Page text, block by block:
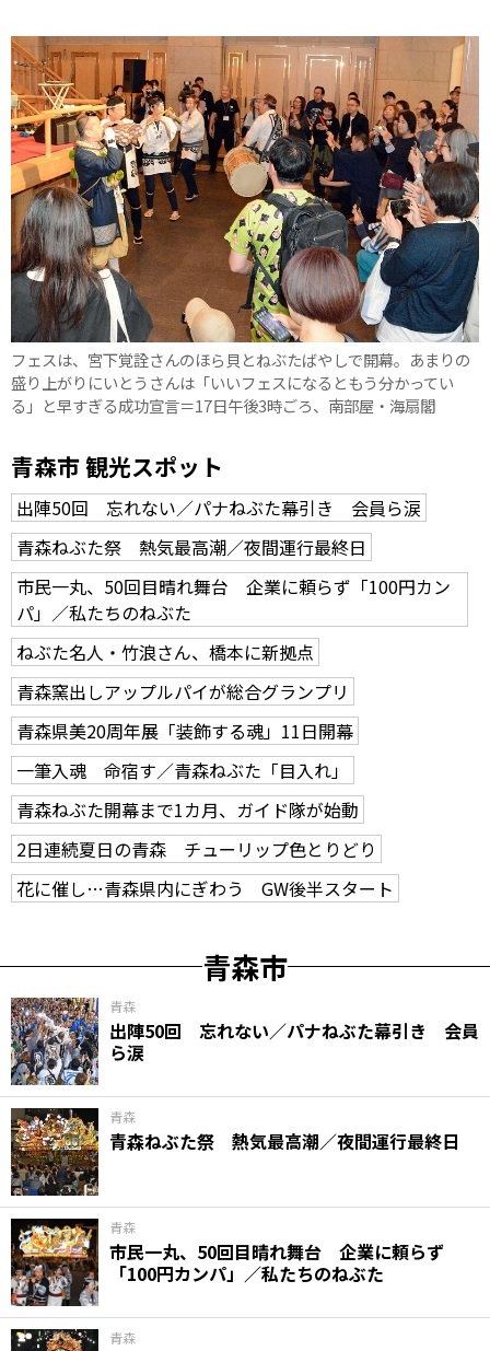
フェスは、宮下覚詮さんのほら貝とねぶたばやしで開幕。あまりの
盛り上がりにいとうさんは「いいフェスになるともう分かってい
る」と早すぎる成功宣言＝17日午後3時ごろ、南部屋・海扇閣
青森市 観光スポット
出陣50回 忘れない／パナねぶた幕引き 会員ら涙
青森ねぶた祭 熱気最高潮／夜間運行最終日
市民一丸、50回目晴れ舞台 企業に頼らず「100円カン
パ」／私たちのねぶた
ねぶた名人・竹浪さん、橋本に新拠点
青森窯出しアップルパイが総合グランプリ
青森県美20周年展「装飾する魂」11日開幕
一筆入魂 命宿す／青森ねぶた「目入れ」
青森ねぶた開幕まで1カ月、ガイド隊が始動
2日連続夏日の青森 チューリップ色とりどり
花に催し…青森県内にぎわう GW後半スタート
青森市
青森
出陣50回 忘れない／パナねぶた幕引き 会員
ら涙
青森
青森ねぶた祭 熱気最高潮／夜間運行最終日
青森
市民一丸、50回目晴れ舞台 企業に頼らず
「100円カンパ」／私たちのねぶた
青森